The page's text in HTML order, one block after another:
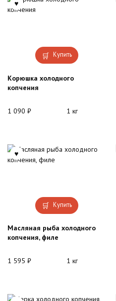
Купить
Корюшка холодного
копчения
1 090 ₽ 1 кг
Купить
Масляная рыба холодного
копчения, филе
1 595 ₽ 1 кг